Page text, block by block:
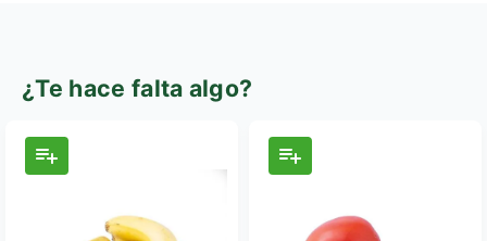
¿Te hace falta algo?